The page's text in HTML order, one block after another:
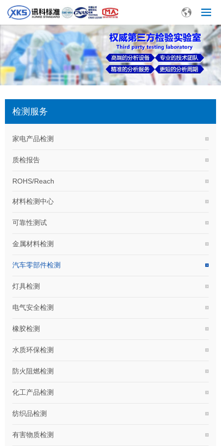
检测服务
家电产品检测
质检报告
ROHS/Reach
材料检测中心
可靠性测试
金属材料检测
汽车零部件检测
灯具检测
电气安全检测
橡胶检测
水质环保检测
防火阻燃检测
化工产品检测
纺织品检测
有害物质检测